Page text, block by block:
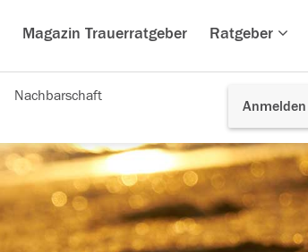
Magazin Trauerratgeber Ratgeber
Anmelden
Nachbarschaft